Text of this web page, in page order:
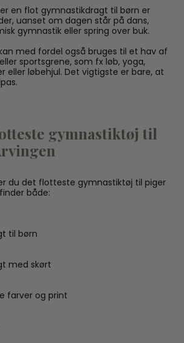
en flot gymnastikdragt til børn er
uanset om dagen står på dans,
gymnastik eller spring over buk.
med fordel også bruges til et hav af
sportsgrene, som fx løb, yoga,
eller løbehjul. Det vigtigste er bare, at
gymnastiktøj til
du det flotteste gymnastiktøj til piger
både:
til børn
med skørt
farver og print